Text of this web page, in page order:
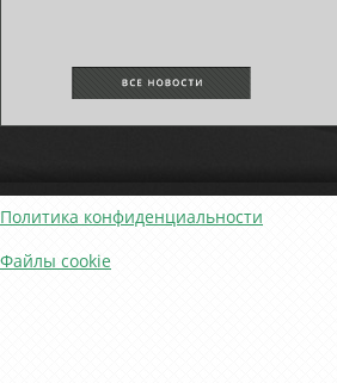
Политика конфиденциальности
Файлы cookie